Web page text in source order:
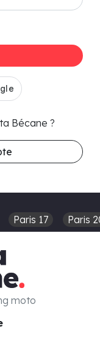
Bécane ?
Paris 17 Paris
moto